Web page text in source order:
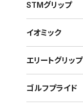
STMグリップ
イオミック
エリートグリップ
ゴルフプライド